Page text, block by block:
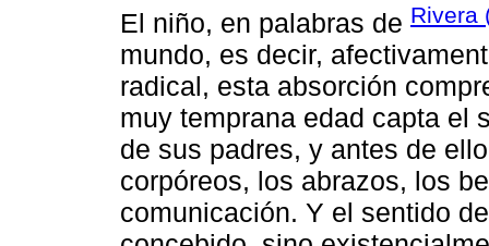
El niño, en palabras de Rivera
mundo, es decir,
radical, esta absorción
muy temprana edad capta el
de sus padres, y antes de
corpóreos, los abrazos, los
comunicación. Y el sentido